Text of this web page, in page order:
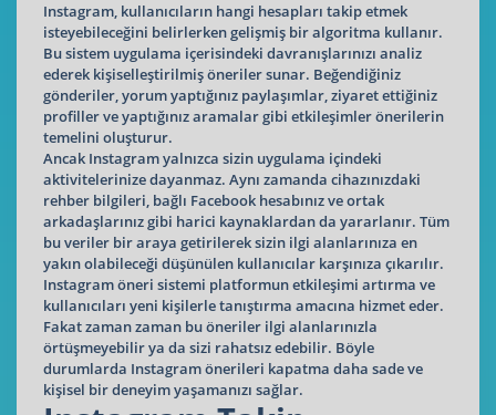
Instagram, kullanıcıların hangi hesapları takip etmek
isteyebileceğini belirlerken gelişmiş bir algoritma kullanır.
Bu sistem uygulama içerisindeki davranışlarınızı analiz
ederek kişiselleştirilmiş öneriler sunar. Beğendiğiniz
gönderiler, yorum yaptığınız paylaşımlar, ziyaret ettiğiniz
profiller ve yaptığınız aramalar gibi etkileşimler önerilerin
temelini oluşturur.
Ancak Instagram yalnızca sizin uygulama içindeki
aktivitelerinize dayanmaz. Aynı zamanda cihazınızdaki
rehber bilgileri, bağlı Facebook hesabınız ve ortak
arkadaşlarınız gibi harici kaynaklardan da yararlanır. Tüm
bu veriler bir araya getirilerek sizin ilgi alanlarınıza en
yakın olabileceği düşünülen kullanıcılar karşınıza çıkarılır.
Instagram öneri sistemi platformun etkileşimi artırma ve
kullanıcıları yeni kişilerle tanıştırma amacına hizmet eder.
Fakat zaman zaman bu öneriler ilgi alanlarınızla
örtüşmeyebilir ya da sizi rahatsız edebilir. Böyle
durumlarda Instagram önerileri kapatma daha sade ve
kişisel bir deneyim yaşamanızı sağlar.